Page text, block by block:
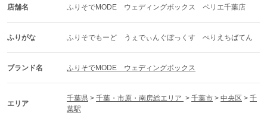
店舗名 ふりそでMODE　ウェディングボックス　ペリエ千葉店
ふりがな ふりそでもーど　うぇでぃんぐぼっくす　ぺりえちばてん
ブランド名 ふりそでMODE　ウェディングボックス
エリア
千葉県 > 千葉・市原・南房総エリア > 千葉市 > 中央区 > 千
葉駅